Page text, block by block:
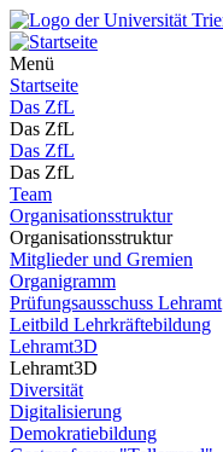
Menü
Startseite
Das ZfL
Das ZfL
Das ZfL
Das ZfL
Team
Organisationsstruktur
Organisationsstruktur
Mitglieder und Gremien
Organigramm
Prüfungsausschuss Lehramt
Leitbild Lehrkräftebildung
Lehramt3D
Lehramt3D
Diversität
Digitalisierung
Demokratiebildung